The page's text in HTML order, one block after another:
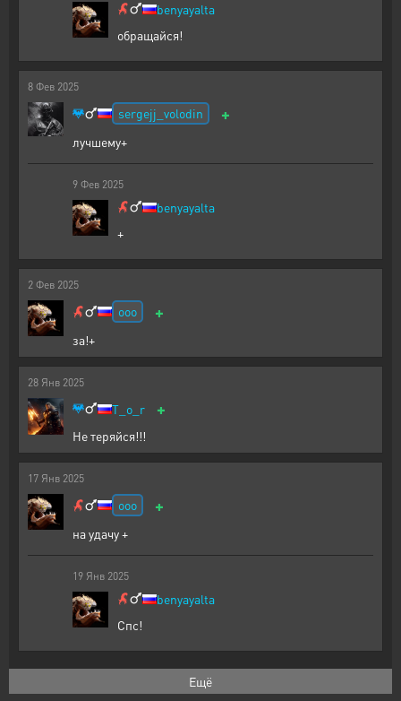
benyayalta
обращайся!
8 Фев 2025
sergejj_volodin +
лучшему+
9 Фев 2025
benyayalta
+
2 Фев 2025
ooo +
за!+
28 Янв 2025
T_o_r +
Не теряйся!!!
17 Янв 2025
ooo +
на удачу +
19 Янв 2025
benyayalta
Спс!
Ещё